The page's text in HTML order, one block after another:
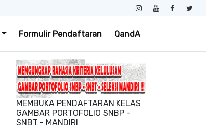
Formulir Pendaftaran QandA
MEMBUKA PENDAFTARAN KELAS
GAMBAR PORTOFOLIO SNBP -
SNBT - MANDIRI